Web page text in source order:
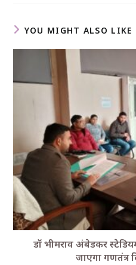
YOU MIGHT ALSO LIKE
डॉ भीमराव अंबेडकर
जाएगा गणतंत्र